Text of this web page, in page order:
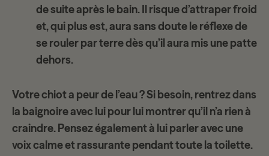
de suite après le bain. Il risque d’attraper froid
et, qui plus est, aura sans doute le réflexe de
se rouler par terre dès qu’il aura mis une patte
dehors.
Votre chiot a peur de l’eau ? Si besoin, rentrez dans
la baignoire avec lui pour lui montrer qu’il n’a rien à
craindre. Pensez également à lui parler avec une
voix calme et rassurante pendant toute la toilette.